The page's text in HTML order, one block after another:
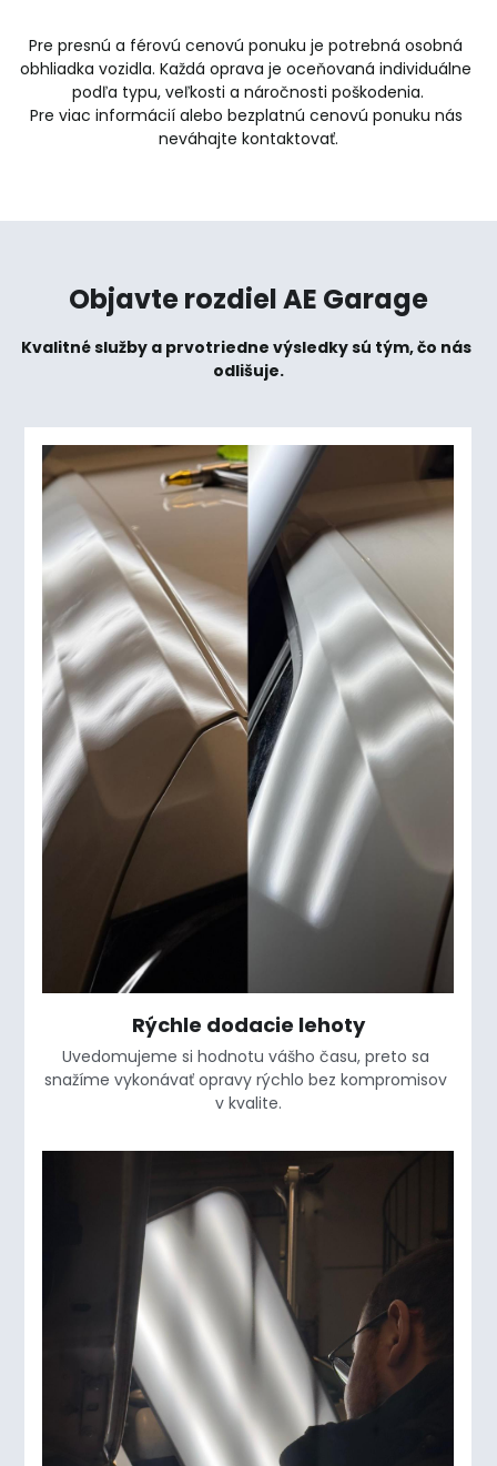
Pre presnú a férovú cenovú ponuku je potrebná osobná
obhliadka vozidla. Každá oprava je oceňovaná individuálne
podľa typu, veľkosti a náročnosti poškodenia.
Pre viac informácií alebo bezplatnú cenovú ponuku nás
neváhajte kontaktovať.
Objavte rozdiel AE Garage
Kvalitné služby a prvotriedne výsledky sú tým, čo nás
odlišuje.
Rýchle dodacie lehoty
Uvedomujeme si hodnotu vášho času, preto sa
snažíme vykonávať opravy rýchlo bez kompromisov
v kvalite.